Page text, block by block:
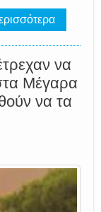
να
Μέγαρα
να τα